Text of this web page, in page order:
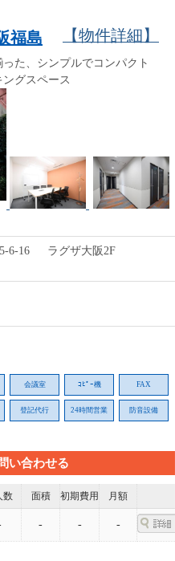
福島 【物件詳細】
た、シンプルでコンパクト
グスペース
5-6-16 ラグザ大阪2F
会議室 ｺﾋﾟｰ機 FAX
登記代行 24時間営業 防音設備
い合わせる
数 面積 初期費用 月額
- - -